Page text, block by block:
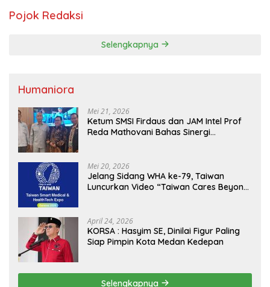
Pojok Redaksi
Selengkapnya
Humaniora
Mei 21, 2026
Ketum SMSI Firdaus dan JAM Intel Prof
Reda Mathovani Bahas Sinergi
MBG, Perkuat Pengawasan Program
Pemerintah
Mei 20, 2026
Jelang Sidang WHA ke-79, Taiwan
Luncurkan Video “Taiwan Cares Beyond
April 24, 2026
KORSA : Hasyim SE, Dinilai Figur Paling
Siap Pimpin Kota Medan Kedepan
Selengkapnya